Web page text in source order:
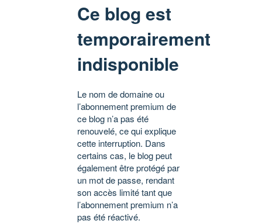
Ce blog est
temporairement
indisponible
Le nom de domaine ou
l’abonnement premium de
ce blog n’a pas été
renouvelé, ce qui explique
cette interruption. Dans
certains cas, le blog peut
également être protégé par
un mot de passe, rendant
son accès limité tant que
l’abonnement premium n’a
pas été réactivé.